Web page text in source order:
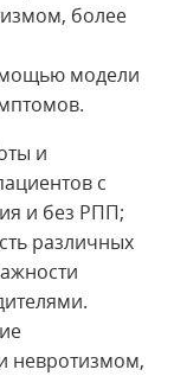
более
модели
и
с
и без РПП;
различных
невротизмом,